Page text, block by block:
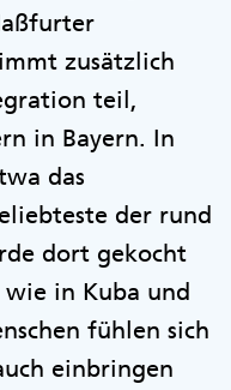
zusätzlich
teil,
in Bayern. In
das
der rund
dort gekocht
in Kuba und
fühlen sich
einbringen